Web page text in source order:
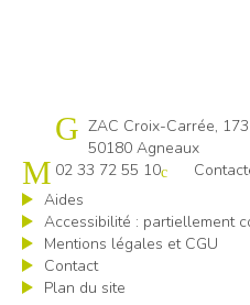
Cap emploi 50
ZAC Croix-Carrée,
50180 Agneaux
02 33 72 55 10
Aides
Accessibilité : partiellement
Mentions légales et CGU
Contact
Plan du site